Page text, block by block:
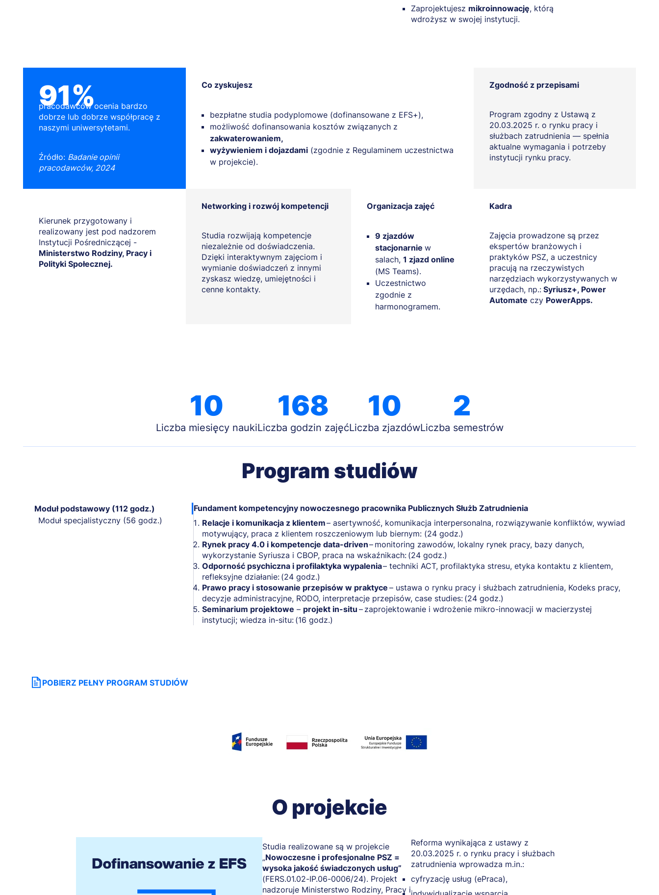
Zaprojektujesz mikroinnowację, którą
wdrożysz w swojej instytucji.
91%
pracodawców ocenia bardzo
dobrze lub dobrze współpracę z
naszymi uniwersytetami.
Źródło: Badanie opinii
pracodawców, 2024
Co zyskujesz
bezpłatne studia podyplomowe (dofinansowane z EFS+),
możliwość dofinansowania kosztów związanych z
zakwaterowaniem,
wyżywieniem i dojazdami(zgodnie z Regulaminem uczestnictwa
w projekcie).
Zgodność z przepisami
Program zgodny z Ustawą z
20.03.2025 r. o rynku pracy i
służbach zatrudnienia — spełnia
aktualne wymagania i potrzeby
instytucji rynku pracy.
Kierunek przygotowany i
realizowany jest pod nadzorem
Instytucji Pośredniczącej -
Ministerstwo Rodziny, Pracy i
Polityki Społecznej.
Networking i rozwój kompetencji
Studia rozwijają kompetencje
niezależnie od doświadczenia.
Dzięki interaktywnym zajęciom i
wymianie doświadczeń z innymi
zyskasz wiedzę, umiejętności i
cenne kontakty.
Organizacja zajęć
9 zjazdów
stacjonarnie w
salach, 1 zjazd online
(MS Teams).
Uczestnictwo
zgodnie z
harmonogramem.
Kadra
Zajęcia prowadzone są przez
ekspertów branżowych i
praktyków PSZ, a uczestnicy
pracują na rzeczywistych
narzędziach wykorzystywanych w
urzędach, np.:Syriusz+, Power
Automate czy PowerApps.
10
Liczba miesięcy nauki
168
Liczba godzin zajęć
10
Liczba zjazdów
2
Liczba semestrów
Program studiów
Moduł podstawowy (112 godz.)
Moduł specjalistyczny (56 godz.)
Fundament kompetencyjny nowoczesnego pracownika Publicznych Służb Zatrudnienia
Relacje i komunikacja z klientem– asertywność, komunikacja interpersonalna, rozwiązywanie konfliktów, wywiad
motywujący, praca z klientem roszczeniowym lub biernym: (24 godz.)
Rynek pracy 4.0 i kompetencje data-driven– monitoring zawodów, lokalny rynek pracy, bazy danych,
wykorzystanie Syriusza i CBOP, praca na wskaźnikach: (24 godz.)
Odporność psychiczna i profilaktyka wypalenia– techniki ACT, profilaktyka stresu, etyka kontaktu z klientem,
refleksyjne działanie: (24 godz.)
Prawo pracy i stosowanie przepisów w praktyce – ustawa o rynku pracy i służbach zatrudnienia, Kodeks pracy,
decyzje administracyjne, RODO, interpretacje przepisów, case studies: (24 godz.)
Seminarium projektowe – projekt in-situ – zaprojektowanie i wdrożenie mikro-innowacji w macierzystej
instytucji; wiedza in-situ: (16 godz.)
POBIERZ PEŁNY PROGRAM STUDIÓW
O projekcie
Studia realizowane są w projekcie
„Nowoczesne i profesjonalne PSZ =
wysoka jakość świadczonych usług”
(FERS.01.02-IP.06-0006/24). Projekt
nadzoruje Ministerstwo Rodziny, Pracy i
Reforma wynikająca z ustawy z
20.03.2025 r. o rynku pracy i służbach
zatrudnienia wprowadza m.in.:
cyfryzację usług (ePraca),